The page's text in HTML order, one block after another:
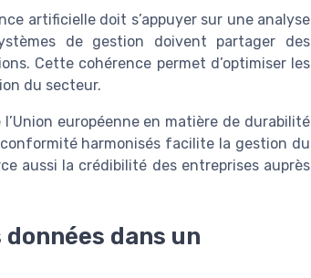
artificielle doit s’appuyer sur une analyse
de gestion doivent partager des
Cette cohérence permet d’optimiser les
du secteur.
européenne en matière de durabilité
harmonisés facilite la gestion du
aussi la crédibilité des entreprises auprès
dans un